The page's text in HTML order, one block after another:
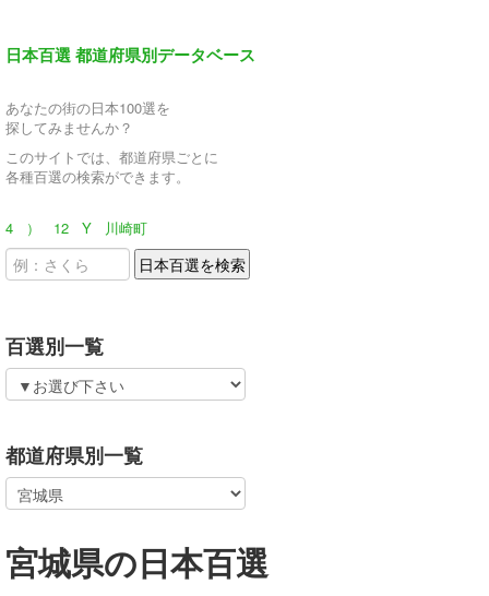
日本百選 都道府県別データベース
あなたの街の日本100選を
探してみませんか？
このサイトでは、都道府県ごとに
各種百選の検索ができます。
4 ） 12 Y 川崎町
百選別一覧
都道府県別一覧
宮城県の日本百選